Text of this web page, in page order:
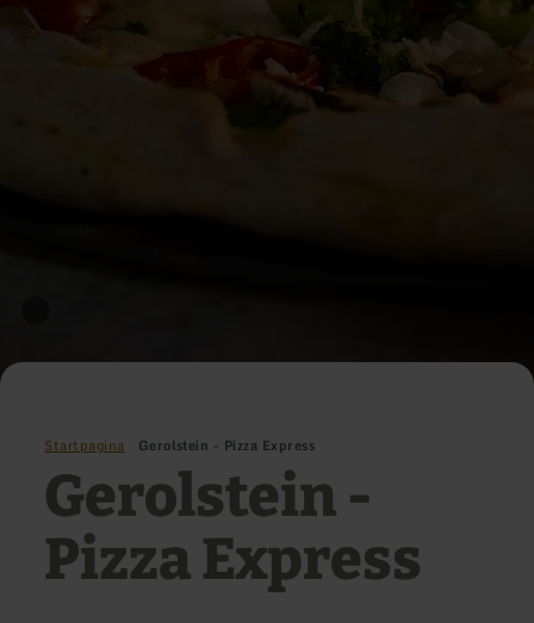
Startpagina Gerolstein - Pizza Express
Gerolstein -
Pizza Express